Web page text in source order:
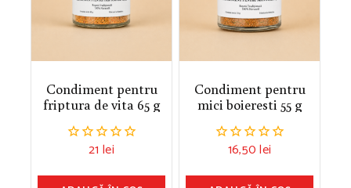
Condiment pentru
friptura de vita 65 g
0.00
5
21 lei
Condiment pentru
mici boieresti 55 g
0.00
5
16,50lei